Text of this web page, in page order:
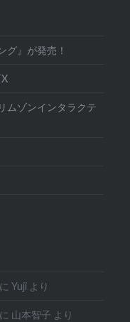
グ』が発売！
ムゾンインタラクテ
にYuji より
に 山本智子 より